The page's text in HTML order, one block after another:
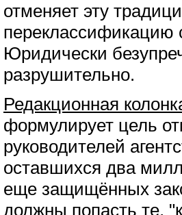
отменяет эту
переклассификацию
Юридически
разрушительно.
Редакционная
формулирует цель
руководителей
оставшихся два
еще защищённых
должны попасть те,